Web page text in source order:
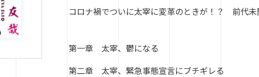
コロナ禍でついに太宰に変革のときが！？ 前代
第一章 太宰、鬱になる
第二章 太宰、緊急事態宣言にブチギレる